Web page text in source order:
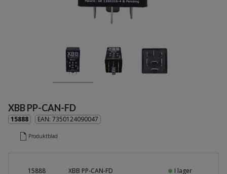
Startkabelsatser och laddningsklämmor
Strömbrytare och kontrollampor
Strömuttag och lamphållare
Vindrutetorkare och torkarutrustning
Reservdelar Fordonselektriska detaljer
Förbrukningsmaterial
XBB PP-CAN-FD
15888 EAN: 7350124090047
Produktblad
15888 XBB PP-CAN-FD I lager